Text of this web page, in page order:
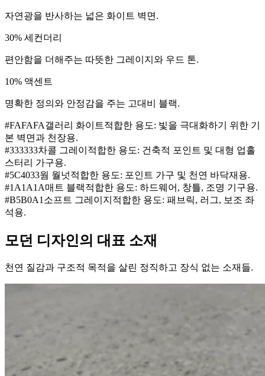
자연광을 반사하는 넓은 화이트 벽면.
30% 세컨더리
편안함을 더해주는 따뜻한 그레이지와 우드 톤.
10% 액센트
명확한 정의와 안정감을 주는 고대비 블랙.
#FAFAFA갤러리 화이트적합한 용도: 빛을 극대화하기 위한 기
본 벽면과 천장용.
#333333차콜 그레이 적합한 용도: 건축적 포인트 및 대형 업홀
스터리 가구용.
#5C4033웜 월넛적합한 용도: 포인트 가구 및 천연 바닥재용.
#1A1A1A매트 블랙적합한 용도: 하드웨어, 창틀, 조명 기구용.
#B5B0A1 소프트 그레이지 적합한 용도: 패브릭, 러그, 보조 좌
석용.
모던 디자인의 대표 소재
천연 질감과 구조적 목적을 살린 정직하고 장식 없는 소재들.